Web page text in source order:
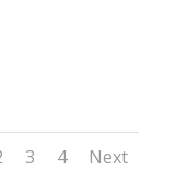
3 4 Next